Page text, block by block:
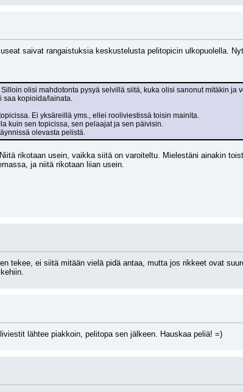
saivat rangaistuksia keskustelusta pelitopicin ulkopuolella.
olisi mahdotonta pysyä selvillä siitä, kuka olisi sanonut mitäkin ja
saa kopioida/lainata.
Ei yksäreillä yms., ellei rooliviestissä toisin mainita.
kuin sen topicissa, sen pelaajat ja sen päivisin.
olevasta pelistä.
rikotaan usein, vaikka siitä on varoiteltu. Mielestäni ainakin
ja niitä rikotaan liian usein.
tekee, ei siitä mitään vielä pidä antaa, mutta jos rikkeet ovat
lähtee piakkoin, pelitopa sen jälkeen. Hauskaa peliä! =)